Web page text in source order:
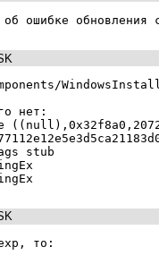
об ошибке обновления
нет:
stub
то: